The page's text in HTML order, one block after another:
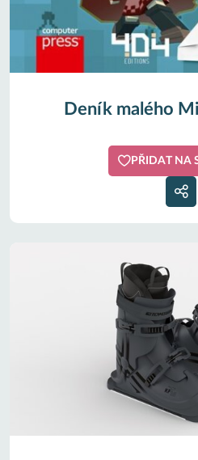
Deník malého
PŘIDAT NA